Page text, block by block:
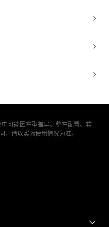
可能因车型差异、整车配置、软
，请以实际使用情况为准。